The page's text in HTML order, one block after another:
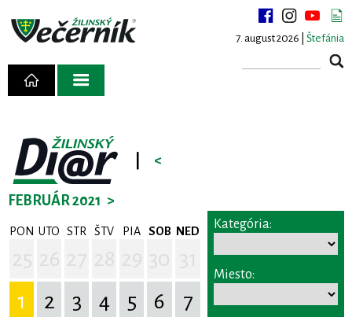
7. august 2026 | Štefánia
<
FEBRUÁR 2021 >
PON UTO STR ŠTV PIA SOB NED
1
2 3 4 5 6
7
Kategória:
Miesto: